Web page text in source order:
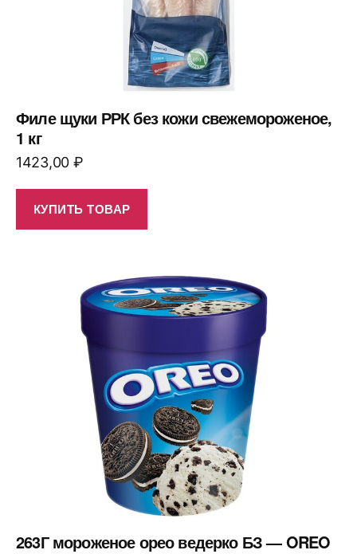
Филе щуки РРК без кожи свежемороженое,
1 кг
1423,00 ₽
КУПИТЬ ТОВАР
263Г мороженое орео ведерко БЗ — OREO